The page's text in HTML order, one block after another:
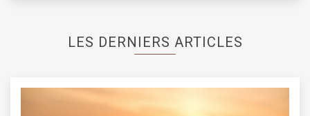
LES DERNIERS ARTICLES